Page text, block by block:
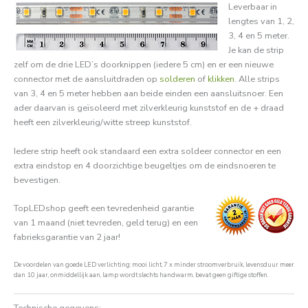
Leverbaar in
lengtes van 1, 2,
3, 4 en 5 meter.
Je kan de strip
zelf om de drie LED’s doorknippen (iedere 5 cm) en er een nieuwe
connector met de aansluitdraden op solderen of klikken. Alle strips
van 3, 4 en 5 meter hebben aan beide einden een aansluitsnoer. Een
ader daarvan is geïsoleerd met zilverkleurig kunststof en de + draad
heeft een zilverkleurig/witte streep kunststof.
Iedere strip heeft ook standaard een extra soldeer connector en een
extra eindstop en 4 doorzichtige beugeltjes om de eindsnoeren te
bevestigen.
TopLEDshop geeft een tevredenheid garantie
van 1 maand (niet tevreden, geld terug) en een
fabrieksgarantie van 2 jaar!
De voordelen van goede LED verlichting: mooi licht, 7 x minder stroomverbruik, levensduur meer
dan 10 jaar, onmiddellijk aan, lamp wordt slechts handwarm, bevat geen giftige stoffen.